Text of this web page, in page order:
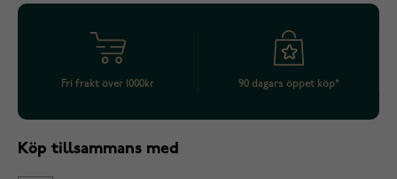
Fri frakt över 1000kr 90 dagars öppet köp*
Köp tillsammans med